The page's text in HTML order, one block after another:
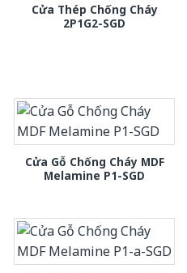
Cửa Thép Chống Cháy
2P1G2-SGD
Cửa Gỗ Chống Cháy MDF
Melamine P1-SGD